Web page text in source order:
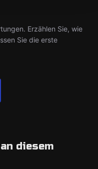
Erzählen Sie, wie
Sie die erste
diesem